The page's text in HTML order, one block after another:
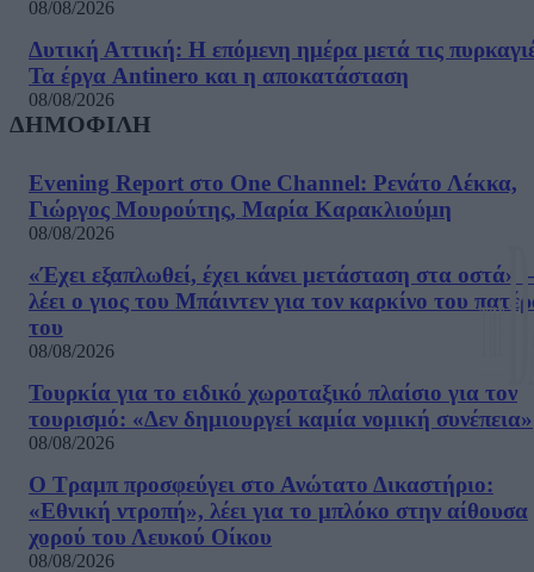
08/08/2026
Δυτική Αττική: Η επόμενη ημέρα μετά τις
Τα έργα Antinero και η αποκατάσταση
08/08/2026
ΔΗΜΟΦΙΛΗ
Evening Report στο One Channel: Ρενάτο Λέκκα,
Γιώργος Μουρούτης, Μαρία Καρακλιούμη
08/08/2026
«Έχει εξαπλωθεί, έχει κάνει μετάσταση στα οστά»
λέει ο γιος του Μπάιντεν για τον καρκίνο του
του
08/08/2026
Τουρκία για το ειδικό χωροταξικό πλαίσιο για τον
τουρισμό: «Δεν δημιουργεί καμία νομική συνέπεια»
08/08/2026
Ο Τραμπ προσφεύγει στο Ανώτατο Δικαστήριο:
«Εθνική ντροπή», λέει για το μπλόκο στην αίθουσα
χορού του Λευκού Οίκου
08/08/2026